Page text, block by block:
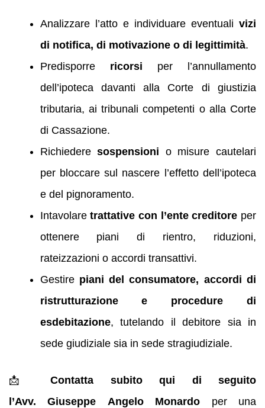
Analizzare l’atto e individuare eventuali vizi
di notifica, di motivazione o di legittimità.
Predisporre ricorsi per l’annullamento
dell’ipoteca davanti alla Corte di giustizia
tributaria, ai tribunali competenti o alla Corte
di Cassazione.
Richiederesospensioni o misure cautelari
per bloccare sul nascere l’effetto dell’ipoteca
e del pignoramento.
Intavolaretrattative con l’ente creditore per
ottenere piani di rientro, riduzioni,
rateizzazioni o accordi transattivi.
Gestire piani del consumatore, accordi di
ristrutturazione e procedure di
esdebitazione, tutelando il debitore sia in
sede giudiziale sia in sede stragiudiziale.
📩 Contatta subito qui di seguito
l’Avv. Giuseppe Angelo Monardo per una